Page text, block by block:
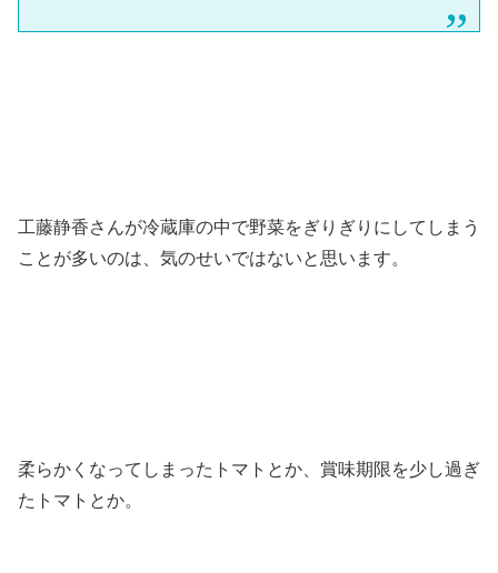
工藤静香さんが冷蔵庫の中で野菜をぎりぎりにしてしまう
ことが多いのは、気のせいではないと思います。
柔らかくなってしまったトマトとか、賞味期限を少し過ぎ
たトマトとか。